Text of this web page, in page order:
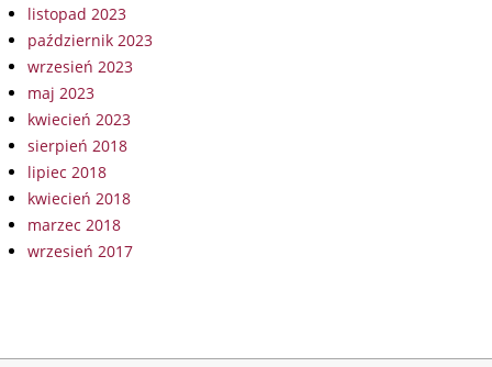
listopad 2023
październik 2023
wrzesień 2023
maj 2023
kwiecień 2023
sierpień 2018
lipiec 2018
kwiecień 2018
marzec 2018
wrzesień 2017